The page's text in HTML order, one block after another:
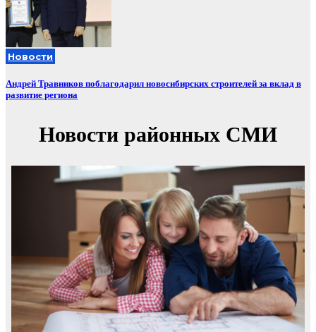
Новости
Андрей Травников поблагодарил новосибирских строителей за вклад в
развитие региона